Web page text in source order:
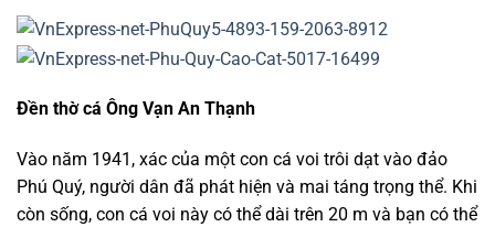
Đền thờ cá Ông Vạn An Thạnh
Vào năm 1941, xác của một con cá voi trôi dạt vào đảo
Phú Quý, người dân đã phát hiện và mai táng trọng thể. Khi
còn sống, con cá voi này có thể dài trên 20 m và bạn có thể